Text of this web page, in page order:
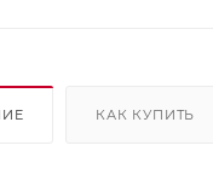
КАК КУПИТЬ